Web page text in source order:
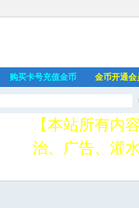
购买卡号充值金币 金币开通会
【本站所有内
治、广告、灌